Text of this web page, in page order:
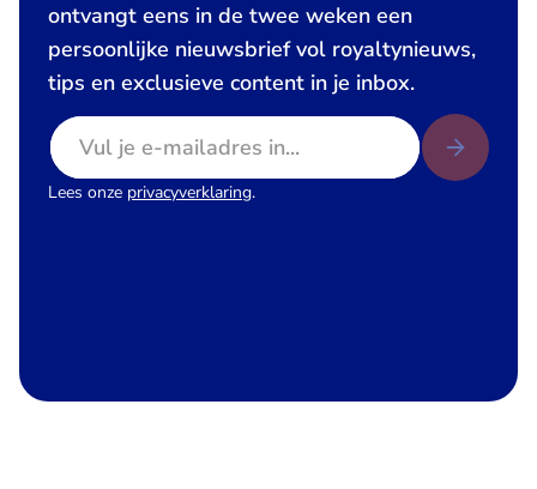
ontvangt eens in de twee weken een
persoonlijke nieuwsbrief vol royaltynieuws,
tips en exclusieve content in je inbox.
E-mailadres
Lees onze privacyverklaring.